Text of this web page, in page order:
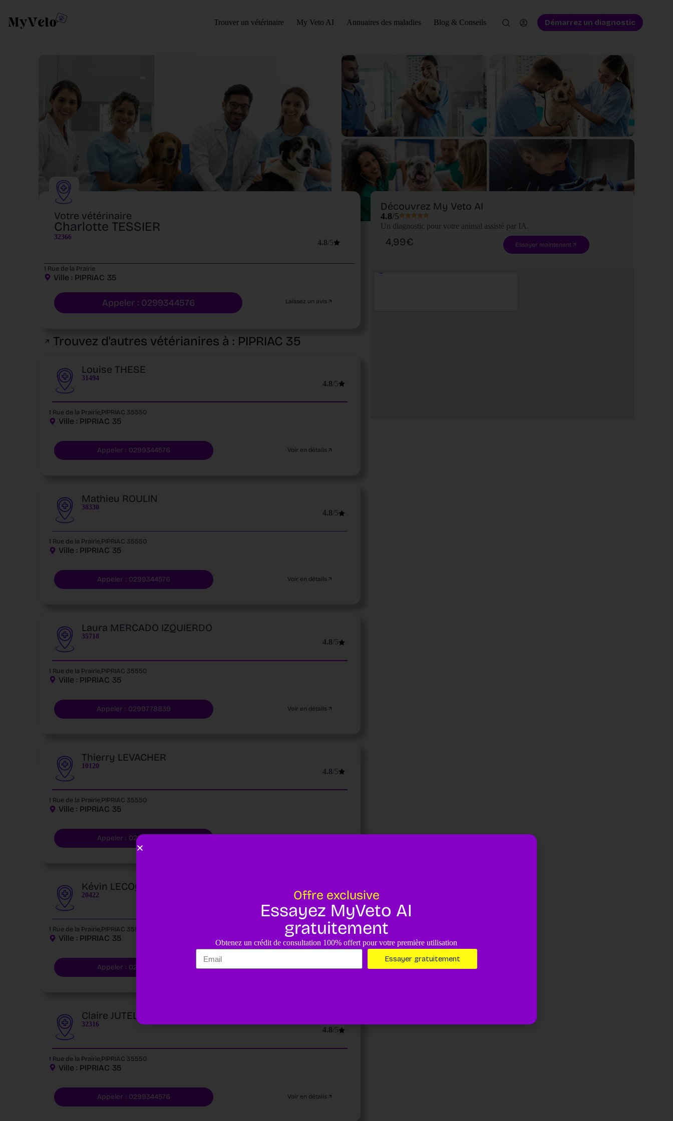
Trouver un vétérinaire My Veto AI Annuaires des maladies Blog & Conseils Démarrez un diagnostic
Votre vétérinaire
Charlotte TESSIER
32366
4.8/5
1 Rue de la Prairie
Ville : PIPRIAC 35
Appeler : 0299344576 Laissez un avis
Trouvez d'autres vétérianires à : PIPRIAC 35
Louise THESE
31494
4.8/5
1 Rue de la Prairie,PIPRIAC 35550
Ville : PIPRIAC 35
Appeler : 0299344576 Voir en détails
Mathieu ROULIN
38330
4.8/5
1 Rue de la Prairie,PIPRIAC 35550
Ville : PIPRIAC 35
Appeler : 0299344576 Voir en détails
Laura MERCADO IZQUIERDO
35718
4.8/5
1 Rue de la Prairie,PIPRIAC 35550
Ville : PIPRIAC 35
Appeler : 0299778839 Voir en détails
Thierry LEVACHER
10120
4.8/5
1 Rue de la Prairie,PIPRIAC 35550
Ville : PIPRIAC 35
Appeler : 0299344576
Kévin LECOQ
20422
4.8/5
1 Rue de la Prairie,PIPRIAC 35550
Ville : PIPRIAC 35
Appeler : 0299344576 Voir en détails
Claire JUTEL
32316
4.8/5
1 Rue de la Prairie,PIPRIAC 35550
Ville : PIPRIAC 35
Appeler : 0299344576 Voir en détails
Découvrez My Veto AI
4.8/5
Un diagnostic pour votre animal assisté par IA.
4,99€ Essayer maintenant
Offre exclusive
Essayez MyVeto AI
gratuitement
Obtenez un crédit de consultation 100% offert pour votre première utilisation
Essayer gratuitement